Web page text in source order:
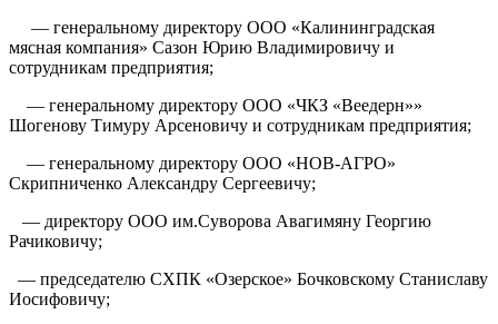
— генеральному директору ООО «Калининградская
мясная компания» Сазон Юрию Владимировичу и
сотрудникам предприятия;
— генеральному директору ООО «ЧКЗ «Веедерн»»
Шогенову Тимуру Арсеновичу и сотрудникам предприятия;
— генеральному директору ООО «НОВ-АГРО»
Скрипниченко Александру Сергеевичу;
— директору ООО им.Суворова Авагимяну Георгию
Рачиковичу;
— председателю СХПК «Озерское» Бочковскому Станиславу
Иосифовичу;